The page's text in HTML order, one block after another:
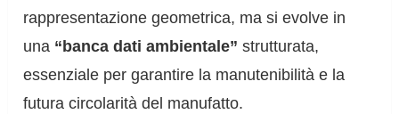
rappresentazione geometrica, ma si evolve in
una “banca dati ambientale” strutturata,
essenziale per garantire la manutenibilità e la
futura circolarità del manufatto.